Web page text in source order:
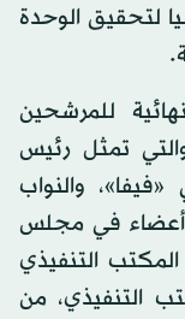
لتحقيق الوحدة
للمرشحين
تمثل رئيس
«فيفا»، والنواب
الخمسة لرئيس الاتحاد الآسيوي، و6 أعضاء في مجلس
التنفيذي
بالمكتب التنفيذي، من